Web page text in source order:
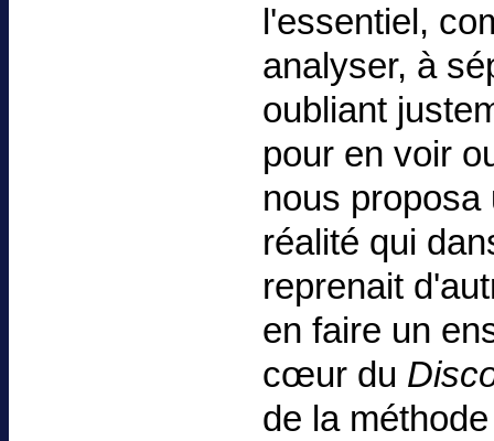
l'essentiel,
analyser, à
oubliant
pour en voir
nous proposa
réalité qui
reprenait
en faire un
cœur du
de la